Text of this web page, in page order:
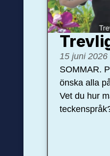
15 juni 2026
SOMMAR.
önska alla
Vet du hur